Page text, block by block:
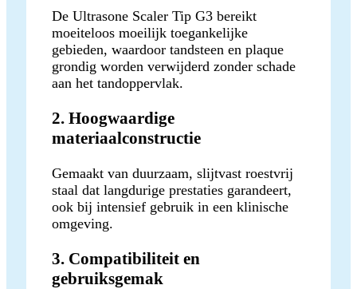
De Ultrasone Scaler Tip G3 bereikt
moeiteloos moeilijk toegankelijke
gebieden, waardoor tandsteen en plaque
grondig worden verwijderd zonder schade
aan het tandoppervlak.
2. Hoogwaardige
materiaalconstructie
Gemaakt van duurzaam, slijtvast roestvrij
staal dat langdurige prestaties garandeert,
ook bij intensief gebruik in een klinische
omgeving.
3. Compatibiliteit en
gebruiksgemak